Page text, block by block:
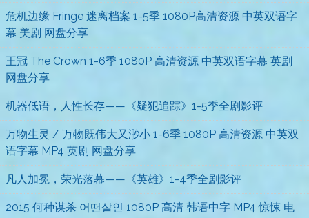
危机边缘 Fringe 迷离档案 1-5季 1080P高清资源 中英双语字
幕 美剧 网盘分享
王冠 The Crown 1-6季 1080P 高清资源 中英双语字幕 英剧
网盘分享
机器低语，人性长存——《疑犯追踪》1-5季全剧影评
万物生灵 / 万物既伟大又渺小 1-6季 1080P 高清资源 中英双
语字幕 MP4 英剧 网盘分享
凡人加冕，荣光落幕——《英雄》1-4季全剧影评
2015 何种谋杀 어떤살인 1080P 高清 韩语中字 MP4 惊悚 电